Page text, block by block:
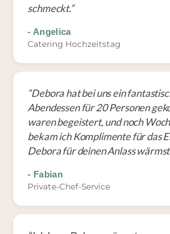
schmeckt.”
- Angelica
Catering Hochzeitstag
“Debora hat bei uns ein
Abendessen für 20 Personen
waren begeistert, und noch
bekam ich Komplimente für das
Debora für deinen Anlass
- Fabian
Private-Chef-Service